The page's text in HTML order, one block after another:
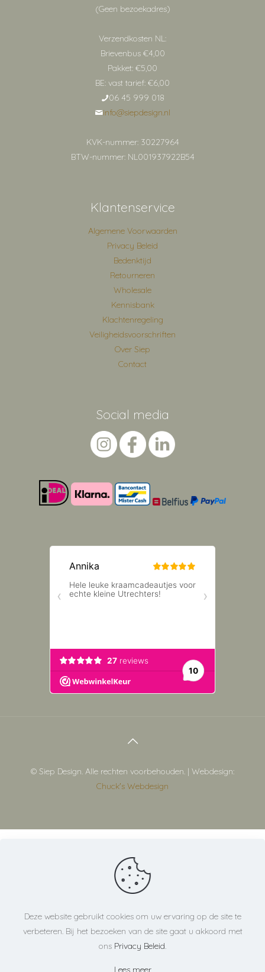
(Geen bezoekadres)
Verzendkosten NL:
Brievenbus €4,00
Pakket: €5,00
BE: vast tarief: €6,00
06 45 999 018
info@siepdesign.nl
KVK-nummer: 30227964
BTW-nummer: NL001937922B54
Klantenservice
Algemene Voorwaarden
Privacy Beleid
Bedenktijd
Retourneren
Wholesale
Kennisbank
Klachtenregeling
Veiligheidsvoorschriften
Over Siep
Contact
Social media
© Siep Design. Alle rechten voorbehouden. | Webdesign:
Chuck's Webdesign
Deze website gebruikt cookies om uw ervaring op de site te
verbeteren. Bij het bezoeken van de site gaat u akkoord met
ons Privacy Beleid.
Lees meer